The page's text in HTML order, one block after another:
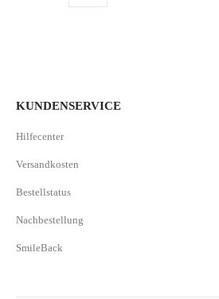
KUNDENSERVICE
Hilfecenter
Versandkosten
Bestellstatus
Nachbestellung
SmileBack